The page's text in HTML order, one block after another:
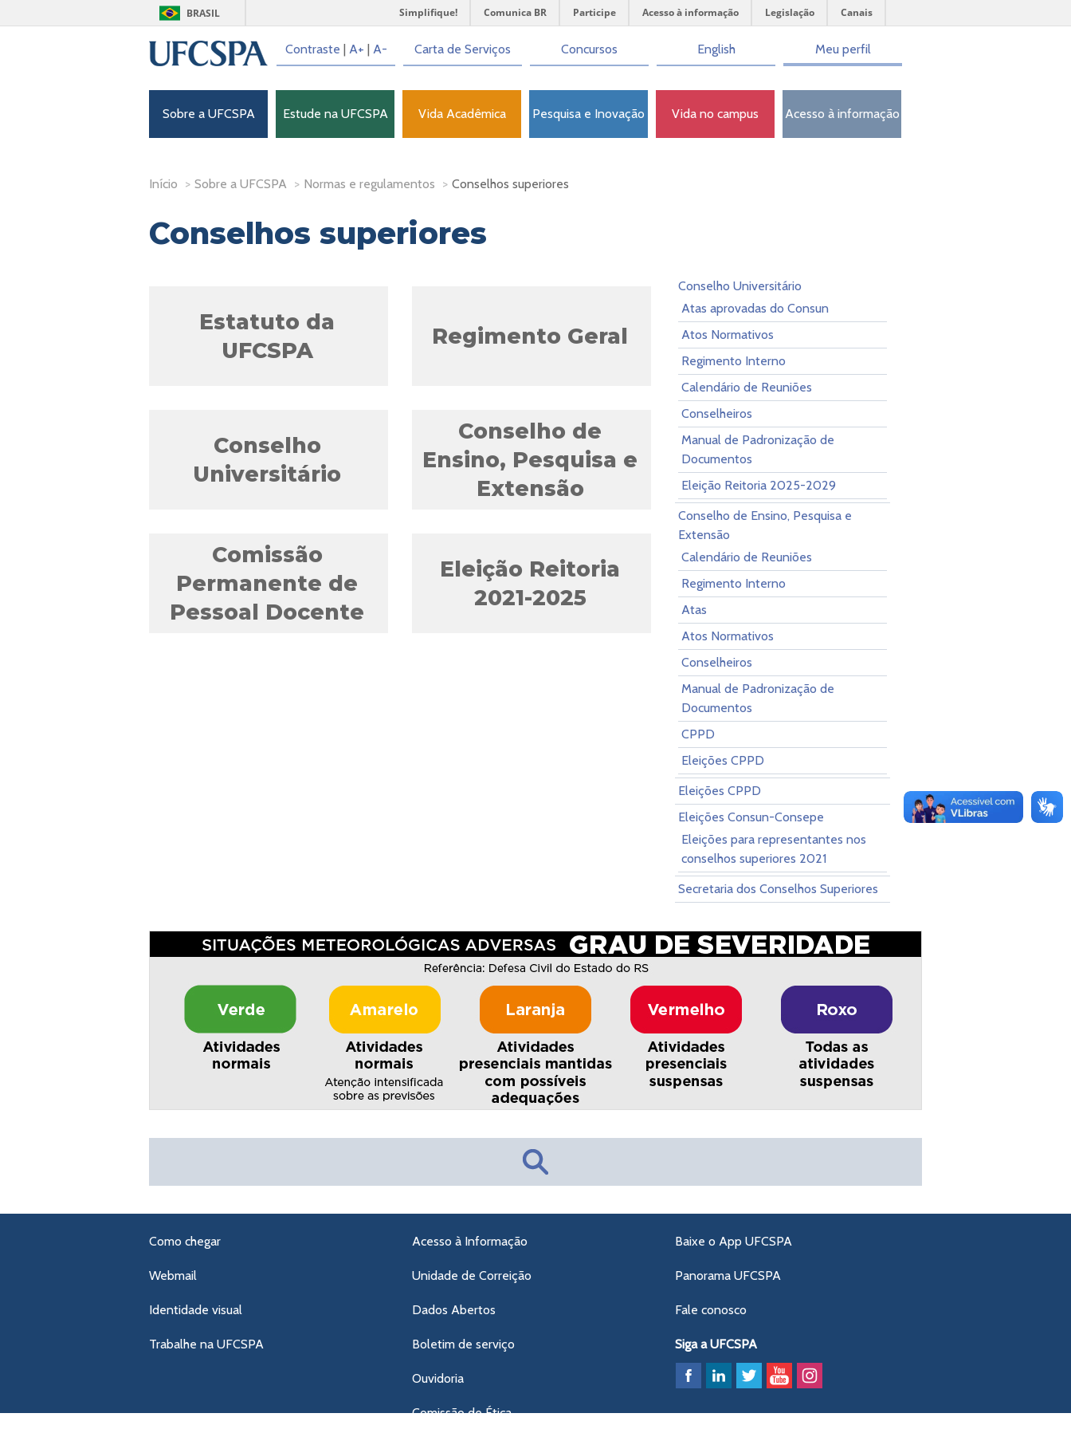
BRASIL Simplifique! Comunica BR Participe Acesso à informação Legislação Canais
Contraste | A+ | A- Carta de Serviços Concursos English Meu perfil
Sobre a UFCSPA Estude na UFCSPA Vida Acadêmica Pesquisa e Inovação Vida no campus Acesso à informação
Início > Sobre a UFCSPA > Normas e regulamentos > Conselhos superiores
Conselhos superiores
Estatuto da
UFCSPA
Regimento Geral
Conselho
Universitário
Conselho de
Ensino, Pesquisa e
Extensão
Comissão
Permanente de
Pessoal Docente
Eleição Reitoria
2021-2025
Conselho Universitário
Atas aprovadas do Consun
Atos Normativos
Regimento Interno
Calendário de Reuniões
Conselheiros
Manual de Padronização de
Documentos
Eleição Reitoria 2025-2029
Conselho de Ensino, Pesquisa e
Extensão
Calendário de Reuniões
Regimento Interno
Atas
Atos Normativos
Conselheiros
Manual de Padronização de
Documentos
CPPD
Eleições CPPD
Eleições CPPD
Eleições Consun-Consepe
Eleições para representantes nos
conselhos superiores 2021
Secretaria dos Conselhos Superiores
Como chegar
Webmail
Identidade visual
Trabalhe na UFCSPA
Acesso à Informação
Unidade de Correição
Dados Abertos
Boletim de serviço
Ouvidoria
Comissão de Ética
Baixe o App UFCSPA
Panorama UFCSPA
Fale conosco
Siga a UFCSPA